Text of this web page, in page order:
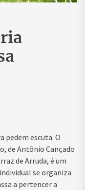
pedem escuta. O
de Antônio Cançado
de Arruda, é um
se organiza
a pertencer a